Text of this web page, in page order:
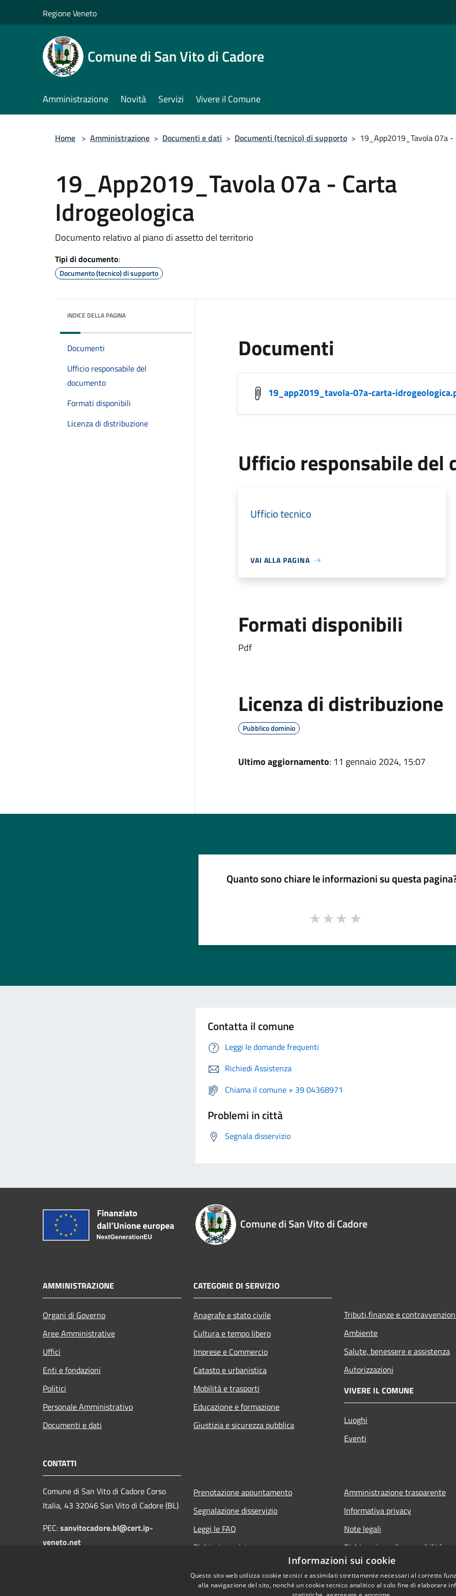
Regione Veneto
Comune di San Vito di Cadore
Amministrazione Novità Servizi Vivere il Comune
Home > Amministrazione > Documenti e dati > Documenti (tecnico) di supporto > 19_App2019_Tavola 07a -
19_App2019_Tavola 07a - Carta
Idrogeologica
Documento relativo al piano di assetto del territorio
Tipi di documento:
Documento (tecnico) di supporto
INDICE DELLA PAGINA
Documenti
Ufficio responsabile del
documento
Formati disponibili
Licenza di distribuzione
Documenti
19_app2019_tavola-07a-carta-
Ufficio responsabile del
Ufficio tecnico
VAI ALLA PAGINA
Formati disponibili
Pdf
Licenza di distribuzione
Pubblico dominio
Ultimo aggiornamento: 11 gennaio 2024, 15:07
Quanto sono chiare le informazioni su questa
Contatta il comune
Leggi le domande frequenti
Richiedi Assistenza
Chiama il comune + 39 04368971
Problemi in città
Segnala disservizio
Comune di San Vito di Cadore
AMMINISTRAZIONE
Organi di Governo
Aree Amministrative
Uffici
Enti e fondazioni
Politici
Personale Amministrativo
Documenti e dati
CATEGORIE DI SERVIZIO
Anagrafe e stato civile
Cultura e tempo libero
Imprese e Commercio
Catasto e urbanistica
Mobilità e trasporti
Educazione e formazione
Giustizia e sicurezza pubblica
Tributi,finanze e
Ambiente
Salute, benessere e assistenza
Autorizzazioni
VIVERE IL COMUNE
Luoghi
Eventi
CONTATTI
Comune di San Vito di Cadore Corso
Italia, 43 32046 San Vito di Cadore (BL)
PEC:sanvitocadore.bl@cert.ip-
veneto.net
Prenotazione appuntamento
Segnalazione disservizio
Leggi le FAQ
Richiesta assistenza
Amministrazione trasparente
Informativa privacy
Note legali
Dichiarazione di accessibilità
Informazioni sui cookie
Questo sito web utilizza cookie tecnici e assimilati strettamente necessari al corretto
alla navigazione del sito, nonché un cookie tecnico analitico al solo fine di elaborare